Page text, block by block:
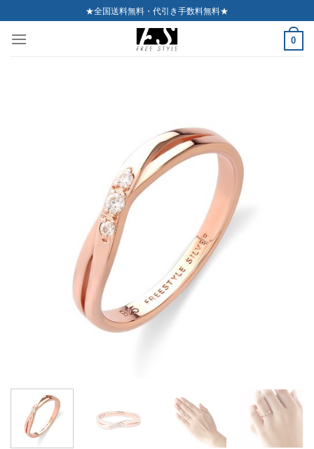
to
content
★全国送料無料・代引き手数料無料★
0